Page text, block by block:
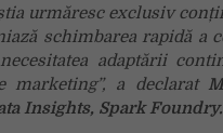
urmăresc exclusiv
schimbarea rapidă a
adaptării
marketing”, a declarat
Insights, Spark Foundry.